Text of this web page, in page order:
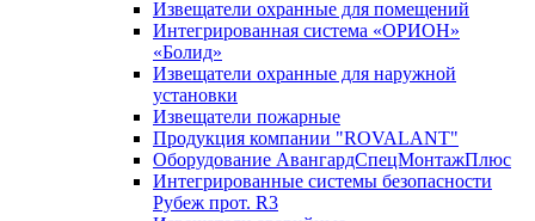
Извещатели охранные для помещений
Интегрированная система «ОРИОН»
«Болид»
Извещатели охранные для наружной
установки
Извещатели пожарные
Продукция компании "ROVALANT"
Оборудование АвангардСпецМонтажПлюс
Интегрированные системы безопасности
Рубеж прот. R3